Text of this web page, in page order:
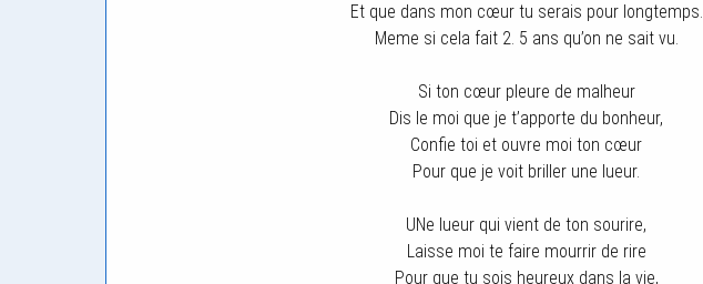
Et que dans mon cœur tu serais pour longtemps.
Meme si cela fait 2. 5 ans qu’on ne sait vu.
Si ton cœur pleure de malheur
Dis le moi que je t’apporte du bonheur,
Confie toi et ouvre moi ton cœur
Pour que je voit briller une lueur.
UNe lueur qui vient de ton sourire,
Laisse moi te faire mourrir de rire
Pour que tu sois heureux dans la vie,